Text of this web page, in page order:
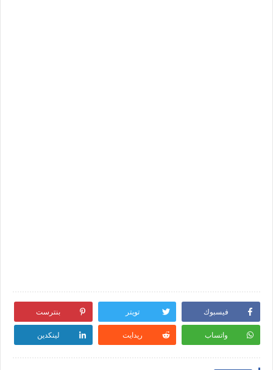
فيسبوك تويتر بنترست
واتساب ريدايت لينكدين